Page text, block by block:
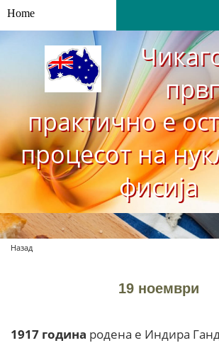
Home
практично е
процесот на
фисија
Назад
19 ноември
1917 година родена е Индира